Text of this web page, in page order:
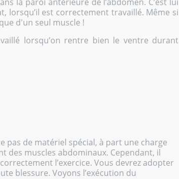
lorsqu’il est correctement travaillé. Même si
d'un seul muscle !
lorsqu’on rentre bien le ventre durant
pas de matériel spécial, à part une charge
des muscles abdominaux. Cependant, il
l’exercice. Vous devrez adopter
blessure. Voyons l’exécution du